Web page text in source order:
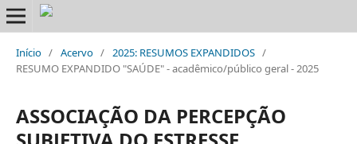
Início / Acervo / 2025: RESUMOS EXPANDIDOS /
RESUMO EXPANDIDO "SAÚDE" - acadêmico/público geral - 2025
ASSOCIAÇÃO DA PERCEPÇÃO